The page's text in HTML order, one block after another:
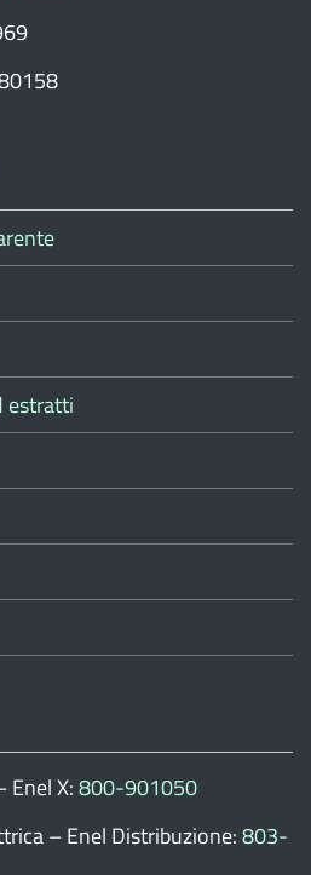
estratti
Enel X:800-901050
– Enel Distribuzione:803-